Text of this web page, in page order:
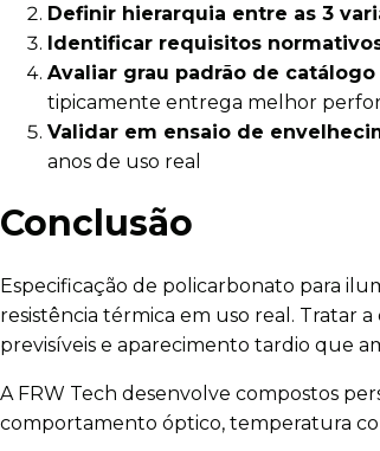
Definir hierarquia entre as 3
Identificar requisitos
Avaliar grau padrão de
tipicamente entrega melhor
Validar em ensaio de
anos de uso real
Conclusão
Especificação de policarbonato para
resistência térmica em uso real. Tratar
previsíveis e aparecimento tardio que
A FRW Tech desenvolve compostos
comportamento óptico, temperatura